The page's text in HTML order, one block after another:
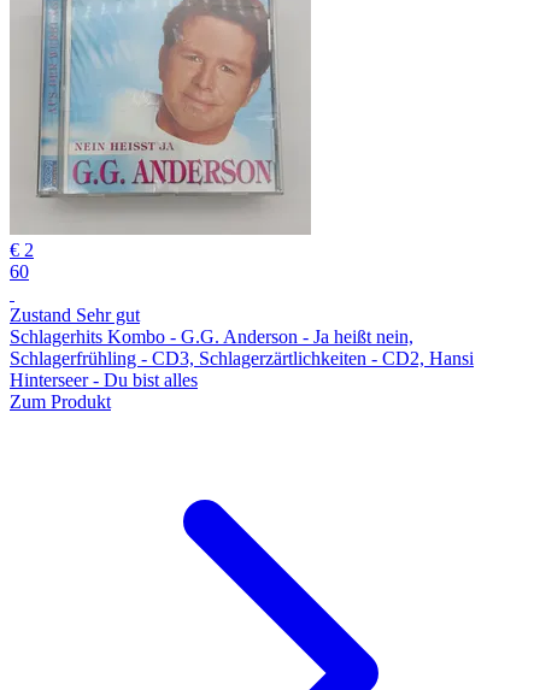
€ 2
60
Zustand Sehr gut
Schlagerhits Kombo - G.G. Anderson - Ja heißt nein,
Schlagerfrühling - CD3, Schlagerzärtlichkeiten - CD2, Hansi
Hinterseer - Du bist alles
Zum Produkt